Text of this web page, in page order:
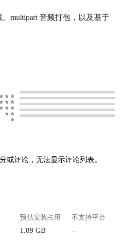
multipart 音频打包，以及基于
或评论，无法显示评论列表。
预估安装占用
1.89 GB
不支持平台
--